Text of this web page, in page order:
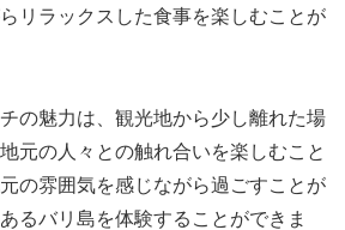
リラックスした食事を楽しむことが
の魅力は、観光地から少し離れた場
元の人々との触れ合いを楽しむこと
の雰囲気を感じながら過ごすことが
るバリ島を体験することができま